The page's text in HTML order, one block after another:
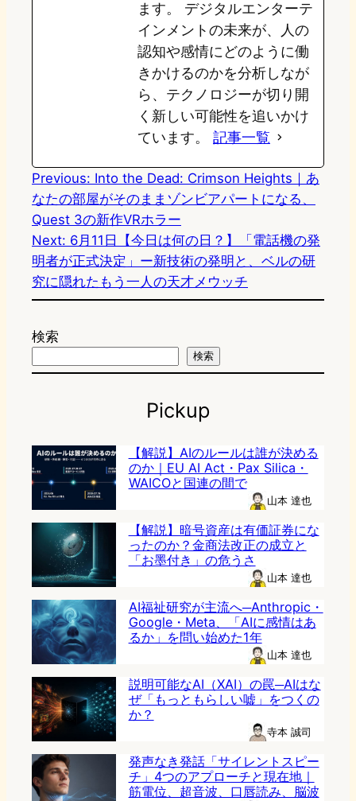
ます。 デジタルエンターテ
インメントの未来が、人の
認知や感情にどのように働
きかけるのかを分析しなが
ら、テクノロジーが切り開
く新しい可能性を追いかけ
ています。 記事一覧
Previous: Into the Dead: Crimson Heights｜あ
なたの部屋がそのままゾンビアパートになる、
Quest 3の新作VRホラー
Next: 6月11日【今日は何の日？】「電話機の発
明者が正式決定」ー新技術の発明と、ベルの研
究に隠れたもう一人の天才メウッチ
検索
検索
Pickup
【解説】AIのルールは誰が決める
のか｜EU AI Act・Pax Silica・
WAICOと国連の間で
山本 達也
【解説】暗号資産は有価証券にな
ったのか？金商法改正の成立と
「お墨付き」の危うさ
山本 達也
AI福祉研究が主流へ─Anthropic・
Google・Meta、「AIに感情はあ
るか」を問い始めた1年
山本 達也
説明可能なAI（XAI）の罠─AIはな
ぜ「もっともらしい嘘」をつくの
か？
寺本 誠司
発声なき発話「サイレントスピー
チ」4つのアプローチと現在地｜
筋電位、超音波、口唇読み、脳波